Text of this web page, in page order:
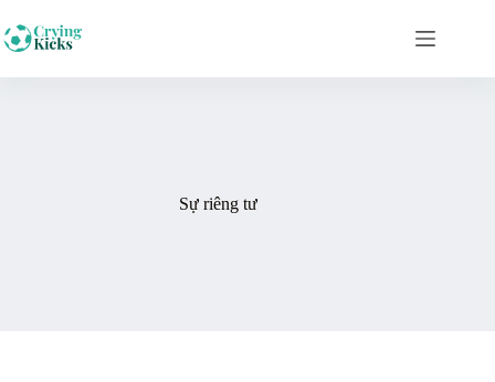
to
content
Sự riêng tư